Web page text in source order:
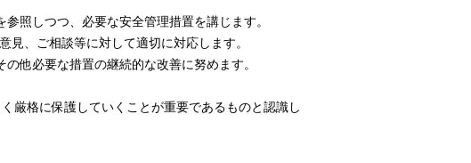
照しつつ、必要な安全管理措置を講じます。
、ご相談等に対して適切に対応します。
他必要な措置の継続的な改善に努めます。
厳格に保護していくことが重要であるものと認識し